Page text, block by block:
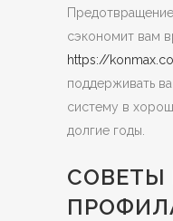
сэкономит вам
https://
поддерживать
систему в
долгие годы.
СОВЕТЫ